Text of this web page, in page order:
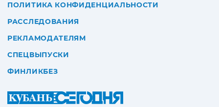
ПОЛИТИКА КОНФИДЕНЦИАЛЬНОСТИ
РАССЛЕДОВАНИЯ
РЕКЛАМОДАТЕЛЯМ
СПЕЦВЫПУСКИ
ФИНЛИКБЕЗ